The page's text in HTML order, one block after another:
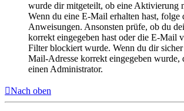
wurde dir mitgeteilt, ob eine Aktivierung
Wenn du eine E-Mail erhalten hast, folge
Anweisungen. Ansonsten prüfe, ob du
korrekt eingegeben hast oder die E-Mail
Filter blockiert wurde. Wenn du dir sicher
Mail-Adresse korrekt eingegeben wurde,
einen Administrator.
Nach oben